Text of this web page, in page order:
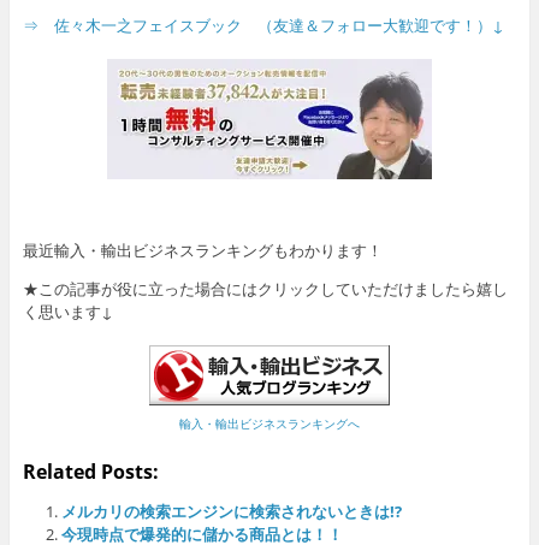
⇒ 佐々木一之フェイスブック （友達＆フォロー大歓迎です！）↓
最近輸入・輸出ビジネスランキングもわかります！
★この記事が役に立った場合にはクリックしていただけましたら嬉し
く思います↓
輸入・輸出ビジネスランキングへ
Related Posts:
メルカリの検索エンジンに検索されないときは!?
今現時点で爆発的に儲かる商品とは！！